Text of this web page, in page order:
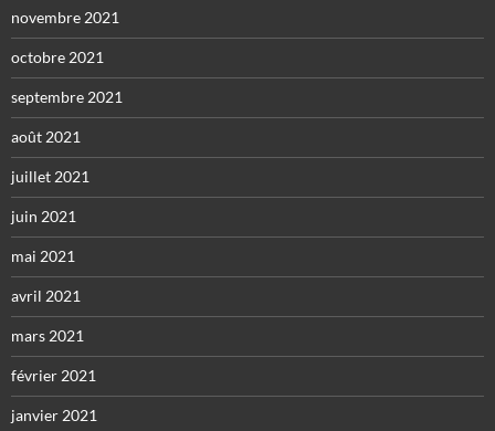
novembre 2021
octobre 2021
septembre 2021
août 2021
juillet 2021
juin 2021
mai 2021
avril 2021
mars 2021
février 2021
janvier 2021